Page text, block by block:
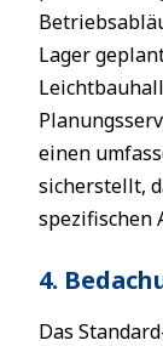
Lager
einen
sicherstellt,
spezifischen
4.
Das